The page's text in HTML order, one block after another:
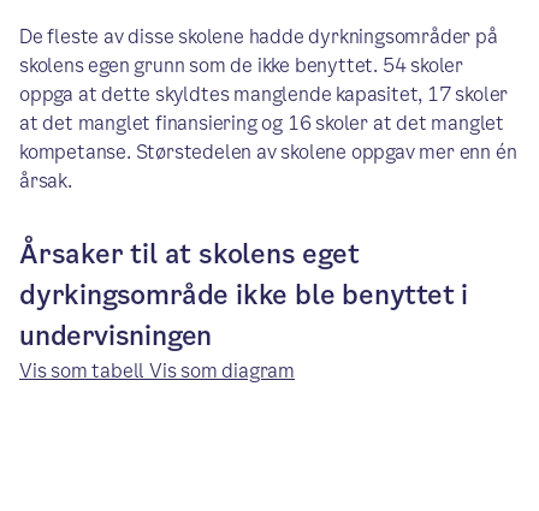
De fleste av disse skolene hadde dyrkningsområder på
skolens egen grunn som de ikke benyttet. 54 skoler
oppga at dette skyldtes manglende kapasitet, 17 skoler
at det manglet finansiering og 16 skoler at det manglet
kompetanse. Størstedelen av skolene oppgav mer enn én
årsak.
Årsaker til at skolens eget
dyrkingsområde ikke ble benyttet i
undervisningen
Vis som tabellVis som diagram